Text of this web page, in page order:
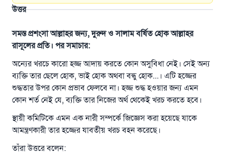
উত্তর
সমস্ত প্রশংসা আল্লাহর জন্য, দুরুদ ও সালাম বর্ষিত হোক আল্লাহর
রাসূলের প্রতি। পর সমাচার:
অন্যের খরচে কারো হজ্জ আদায় করতে কোন অসুবিধা নেই। সেই অন্য
ব্যক্তি তার ছেলে হোক, ভাই হোক অথবা বন্ধু হোক...। এটি হজ্জের
শুদ্ধতার উপর কোন প্রভাব ফেলবে না। হজ্জ শুদ্ধ হওয়ার জন্য এমন
কোন শর্ত নেই যে, ব্যক্তি তার নিজের অর্থ থেকেই খরচ করতে হবে।
স্থায়ী কমিটিকে এমন এক নারী সম্পর্কে জিজ্ঞেস করা হয়েছে যাকে
আমন্ত্রণকারী তার হজ্জের যাবতীয় খরচ বহন করেছে।
তাঁরা উত্তরে বলেন: